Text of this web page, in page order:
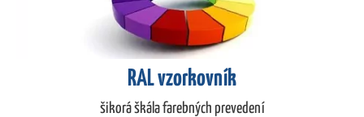
RAL vzorkovník
šikorá škála farebných prevedení